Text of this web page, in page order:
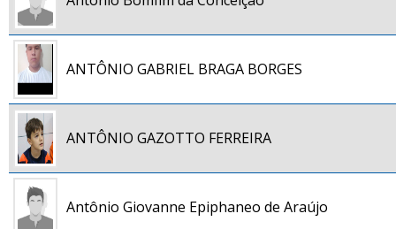
ANTÔNIO GABRIEL BRAGA BORGES
ANTÔNIO GAZOTTO FERREIRA
Antônio Giovanne Epiphaneo de Araújo